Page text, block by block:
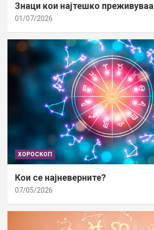
Знаци кои најтешко
01/07/2026
ХОРОСКОП
Кои се најневерните?
07/05/2026